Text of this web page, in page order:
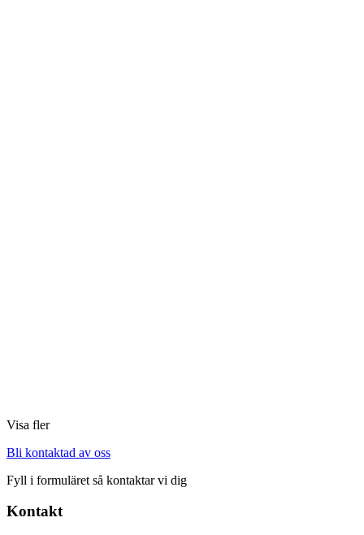
Visa fler
Bli kontaktad av oss
Fyll i formuläret så kontaktar vi dig
Kontakt